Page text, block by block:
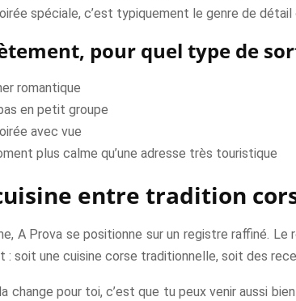
spéciale, c’est typiquement le genre de
pour quel type de
romantique
en petit groupe
avec vue
plus calme qu’une adresse très touristique
entre tradition
A Prova se positionne sur un registre raffiné.
: soit une cuisine corse traditionnelle, soit des
change pour toi, c’est que tu peux venir aussi